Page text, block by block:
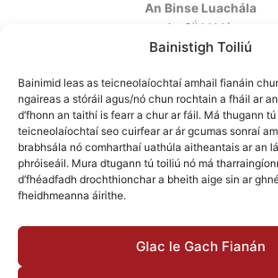
Bainistigh Toiliú
Bainimid leas as teicneolaíochtaí amhail fianáin
ngaireas a stóráil agus/nó chun rochtain a fháil ar
d’fhonn an taithí is fearr a chur ar fáil. Má thugann
teicneolaíochtaí seo cuirfear ar ár gcumas sonraí
brabhsála nó comharthaí uathúla aitheantais ar an
phróiseáil. Mura dtugann tú toiliú nó má
d’fhéadfadh drochthionchar a bheith aige sin ar
fheidhmeanna áirithe.
Glac le Gach Fianán
An Binse Luachála
An 6úhUrlár
Halla Mhargadh na Feirme
Baile Átha Cliath 7
D07 AEF4
Teileafón: +353 1
Ríomhphost: